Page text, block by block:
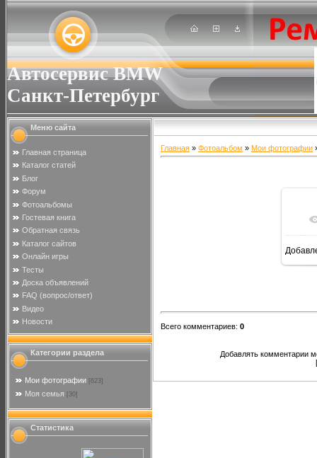
Автосервис BMW
Санкт-Петербург
Меню сайта
Главная страница
Каталог статей
Блог
Форум
Фотоальбомы
Гостевая книга
Обратная связь
Каталог сайтов
Онлайн игры
Тесты
Доска объявлений
FAQ (вопрос/ответ)
Видео
Новости
Категории раздела
Мои фотографии [623]
Моя семья [30]
Статистика
Главная » Фотоальбом » Мои фотографии
Всего комментариев: 0
Добавлять комментарии